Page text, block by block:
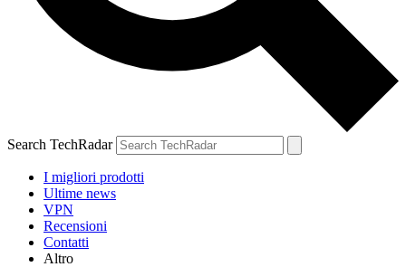
Search TechRadar
I migliori prodotti
Ultime news
VPN
Recensioni
Contatti
Altro